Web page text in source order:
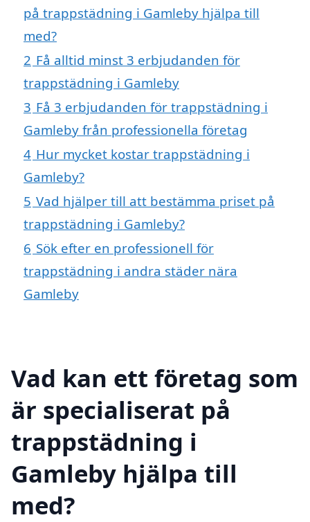
på trappstädning i Gamleby hjälpa till
med?
2 Få alltid minst 3 erbjudanden för
trappstädning i Gamleby
3 Få 3 erbjudanden för trappstädning i
Gamleby från professionella företag
4 Hur mycket kostar trappstädning i
Gamleby?
5 Vad hjälper till att bestämma priset på
trappstädning i Gamleby?
6 Sök efter en professionell för
trappstädning i andra städer nära
Gamleby
Vad kan ett företag som
är specialiserat på
trappstädning i
Gamleby hjälpa till
med?